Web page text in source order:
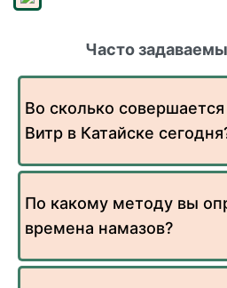
Часто
Во сколько
Витр в Катайске
По какому методу вы
времена намазов?